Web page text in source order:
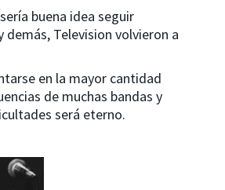
buena idea seguir
Television volvieron a
en la mayor cantidad
de muchas bandas y
será eterno.